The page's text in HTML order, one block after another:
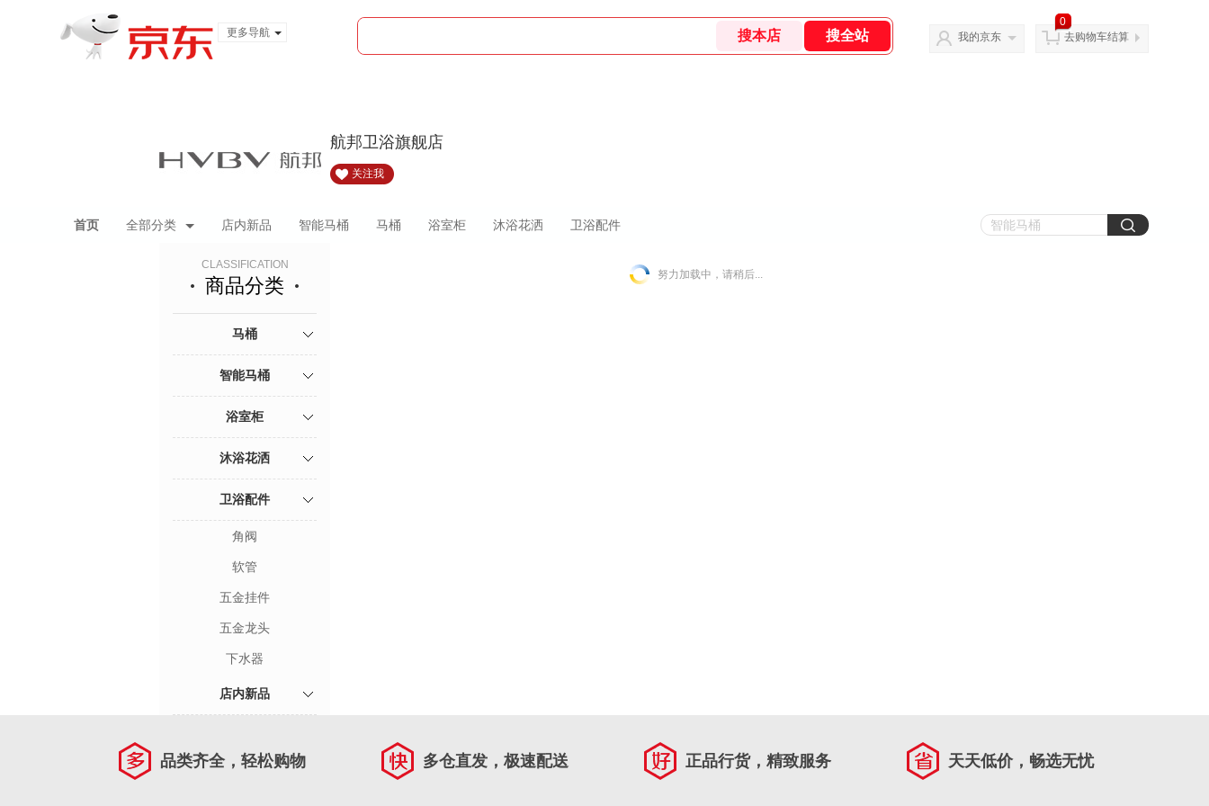
更多导航
我的京东
0
去购物车结算
航邦卫浴旗舰店
关注我
首页 全部分类 店内新品 智能马桶 马桶 浴室柜 沐浴花洒 卫浴配件
CLASSIFICATION
商品分类
马桶
智能马桶
浴室柜
沐浴花洒
卫浴配件
角阀
软管
五金挂件
五金龙头
下水器
店内新品
努力加载中，请稍后...
品类齐全，轻松购物 多仓直发，极速配送 正品行货，精致服务 天天低价，畅选无忧